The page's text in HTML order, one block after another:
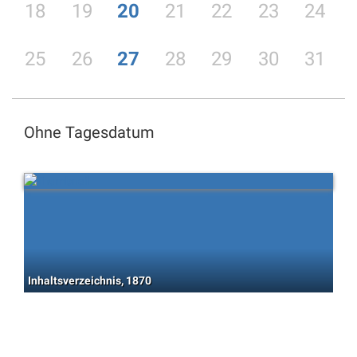
18 19 20 21 22 23 24
25 26 27 28 29 30 31
Ohne Tagesdatum
Inhaltsverzeichnis, 1870